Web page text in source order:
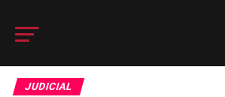
JUDICIAL